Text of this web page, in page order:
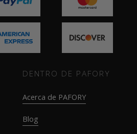
DENTRO DE PAFORY
Acerca de PAFORY
Blog